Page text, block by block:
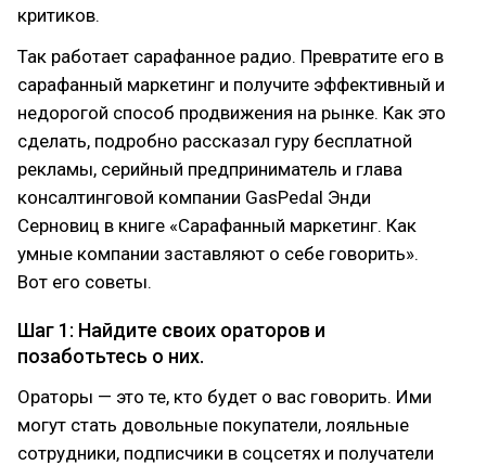
критиков.
Так работает сарафанное радио. Превратите его в
сарафанный маркетинг и получите эффективный и
недорогой способ продвижения на рынке. Как это
сделать, подробно рассказал гуру бесплатной
рекламы, серийный предприниматель и глава
консалтинговой компании GasPedal Энди
Серновиц в книге «Сарафанный маркетинг. Как
умные компании заставляют о себе говорить».
Вот его советы.
Шаг 1: Найдите своих ораторов и
позаботьтесь о них.
Ораторы — это те, кто будет о вас говорить. Ими
могут стать довольные покупатели, лояльные
сотрудники, подписчики в соцсетях и получатели